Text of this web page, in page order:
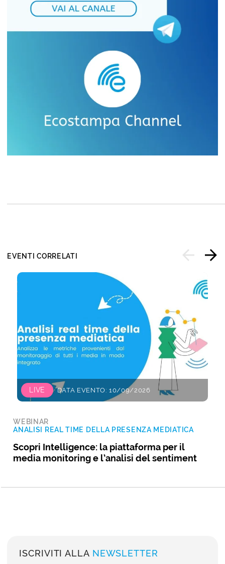
EVENTI CORRELATI
LIVE DATA EVENTO: 10/09/2026
WEBINAR
ANALISI REAL TIME DELLA PRESENZA MEDIATICA
Scopri Intelligence: la piattaforma per il
media monitoring e l’analisi del sentiment
ISCRIVITI ALLA NEWSLETTER